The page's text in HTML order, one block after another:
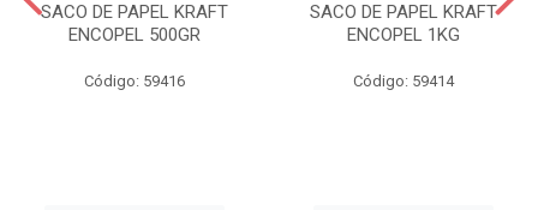
SACO DE PAPEL KRAFT
ENCOPEL 500GR
Código: 59416
SACO DE PAPEL KRAFT
ENCOPEL 1KG
Código: 59414